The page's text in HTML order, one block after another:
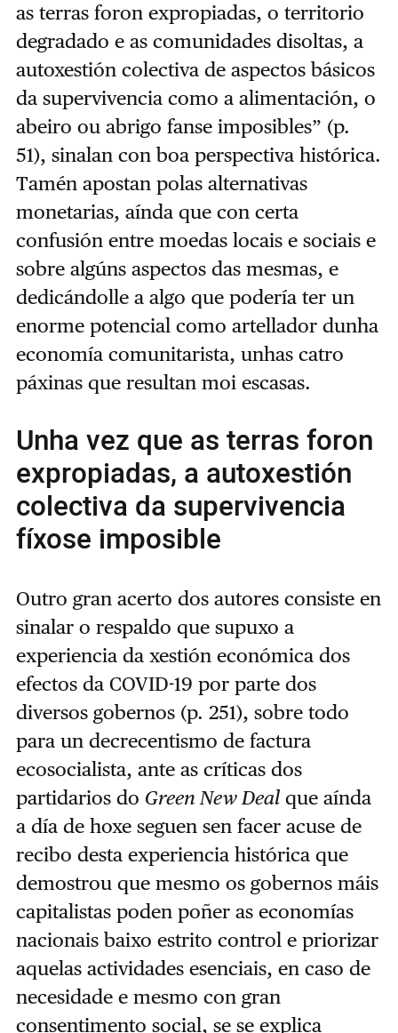
as terras foron expropiadas, o territorio
degradado e as comunidades disoltas, a
autoxestión colectiva de aspectos básicos
da supervivencia como a alimentación, o
abeiro ou abrigo fanse imposibles” (p.
51), sinalan con boa perspectiva histórica.
Tamén apostan polas alternativas
monetarias, aínda que con certa
confusión entre moedas locais e sociais e
sobre algúns aspectos das mesmas, e
dedicándolle a algo que podería ter un
enorme potencial como artellador dunha
economía comunitarista, unhas catro
páxinas que resultan moi escasas.
Unha vez que as terras foron
expropiadas, a autoxestión
colectiva da supervivencia
fíxose imposible
Outro gran acerto dos autores consiste en
sinalar o respaldo que supuxo a
experiencia da xestión económica dos
efectos da COVID-19 por parte dos
diversos gobernos (p. 251), sobre todo
para un decrecentismo de factura
ecosocialista, ante as críticas dos
partidarios do Green New Dealque aínda
a día de hoxe seguen sen facer acuse de
recibo desta experiencia histórica que
demostrou que mesmo os gobernos máis
capitalistas poden poñer as economías
nacionais baixo estrito control e priorizar
aquelas actividades esenciais, en caso de
necesidade e mesmo con gran
consentimento social, se se explica